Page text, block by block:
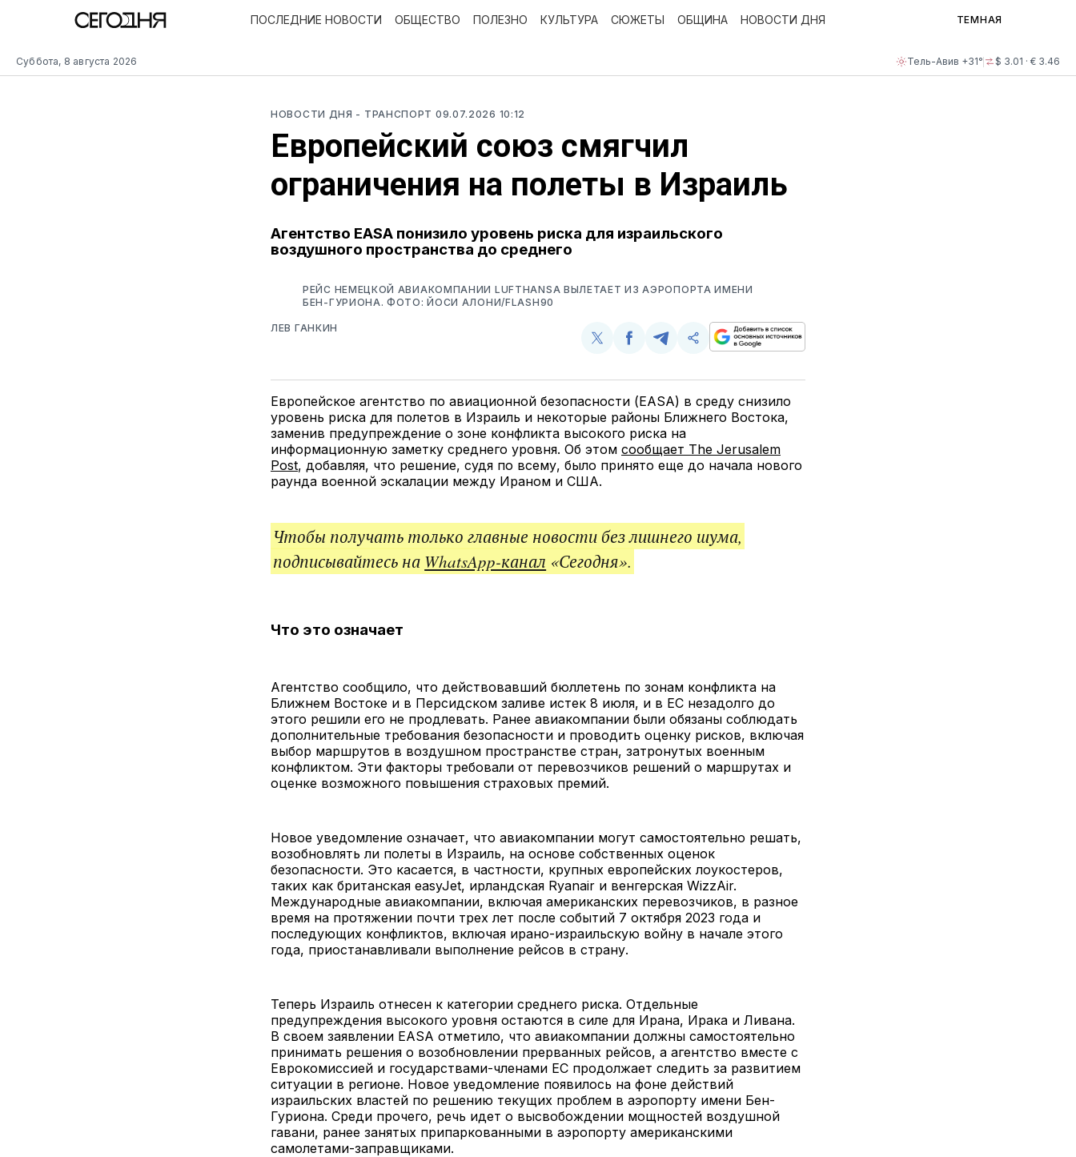
Суббота, 8 августа 2026 Тель-Авив +31° $ 3.01 · € 3.46
ПОСЛЕДНИЕ НОВОСТИ ОБЩЕСТВО ПОЛЕЗНО КУЛЬТУРА СЮЖЕТЫ ОБЩИНА НОВОСТИ ДНЯ ТЕМНАЯ
НОВОСТИ ДНЯ - ТРАНСПОРТ 09.07.2026 10:12
Европейский союз смягчил
ограничения на полеты в Израиль
Агентство EASA понизило уровень риска для израильского
воздушного пространства до среднего
РЕЙС НЕМЕЦКОЙ АВИАКОМПАНИИ LUFTHANSA ВЫЛЕТАЕТ ИЗ АЭРОПОРТА ИМЕНИ
БЕН-ГУРИОНА. ФОТО: ЙОСИ АЛОНИ/FLASH90
ЛЕВ ГАНКИН
Поделиться
Twitter
Поделиться
Facebook
Поделиться
Telegram
Скопируйте
поделитесь
Европейское агентство по авиационной безопасности (EASA) в среду снизило
уровень риска для полетов в Израиль и некоторые районы Ближнего Востока,
заменив предупреждение о зоне конфликта высокого риска на
информационную заметку среднего уровня. Об этом сообщает The Jerusalem
Post, добавляя, что решение, судя по всему, было принято еще до начала нового
раунда военной эскалации между Ираном и США.
Чтобы получать только главные новости без лишнего шума,
подписывайтесь на WhatsApp-канал «Сегодня».
Что это означает
Агентство сообщило, что действовавший бюллетень по зонам конфликта на
Ближнем Востоке и в Персидском заливе истек 8 июля, и в ЕС незадолго до
этого решили его не продлевать. Ранее авиакомпании были обязаны соблюдать
дополнительные требования безопасности и проводить оценку рисков, включая
выбор маршрутов в воздушном пространстве стран, затронутых военным
конфликтом. Эти факторы требовали от перевозчиков решений о маршрутах и
оценке возможного повышения страховых премий.
Новое уведомление означает, что авиакомпании могут самостоятельно решать,
возобновлять ли полеты в Израиль, на основе собственных оценок
безопасности. Это касается, в частности, крупных европейских лоукостеров,
таких как британская easyJet, ирландская Ryanair и венгерская WizzAir.
Международные авиакомпании, включая американских перевозчиков, в разное
время на протяжении почти трех лет после событий 7 октября 2023 года и
последующих конфликтов, включая ирано-израильскую войну в начале этого
года, приостанавливали выполнение рейсов в страну.
Теперь Израиль отнесен к категории среднего риска. Отдельные
предупреждения высокого уровня остаются в силе для Ирана, Ирака и Ливана.
В своем заявлении EASA отметило, что авиакомпании должны самостоятельно
принимать решения о возобновлении прерванных рейсов, а агентство вместе с
Еврокомиссией и государствами-членами ЕС продолжает следить за развитием
ситуации в регионе. Новое уведомление появилось на фоне действий
израильских властей по решению текущих проблем в аэропорту имени Бен-
Гуриона. Среди прочего, речь идет о высвобождении мощностей воздушной
гавани, ранее занятых припаркованными в аэропорту американскими
самолетами-заправщиками.